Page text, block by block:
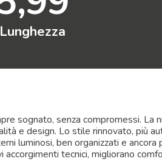
Lunghezza
sognato, senza compromessi. La
e design. Lo stile rinnovato, più
luminosi, ben organizzati e ancora
accorgimenti tecnici, migliorano